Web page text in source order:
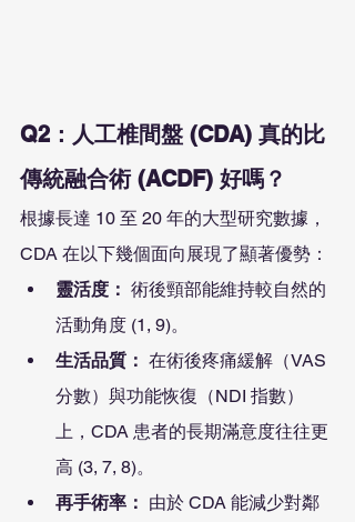
Q2：人工椎間盤 (CDA) 真的比
傳統融合術 (ACDF) 好嗎？
根據長達 10 至 20 年的大型研究數據，
CDA 在以下幾個面向展現了顯著優勢：
靈活度： 術後頸部能維持較自然的
活動角度 (1, 9)。
生活品質： 在術後疼痛緩解（VAS
分數）與功能恢復（NDI 指數）
上，CDA 患者的長期滿意度往往更
高 (3, 7, 8)。
再手術率： 由於 CDA 能減少對鄰